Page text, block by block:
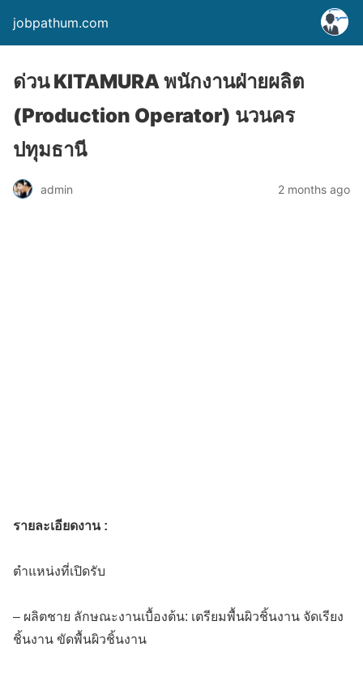
jobpathum.com
ด่วน KITAMURA พนักงานฝ่ายผลิต
(Production Operator) นวนคร
ปทุมธานี
admin 2 months ago
รายละเอียดงาน :
ตำแหน่งที่เปิดรับ
– ผลิตชาย ลักษณะงานเบื้องต้น: เตรียมพื้นผิวชิ้นงาน จัดเรียง
ชิ้นงาน ขัดพื้นผิวชิ้นงาน